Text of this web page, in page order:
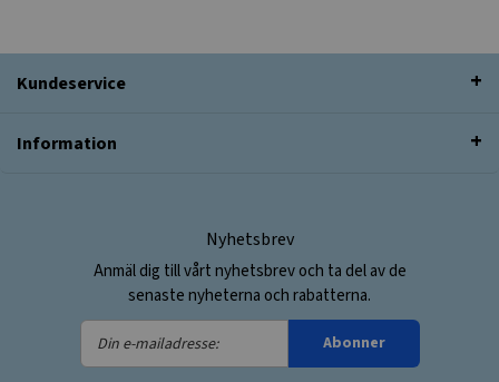
Kundeservice
Information
Nyhetsbrev
Anmäl dig till vårt nyhetsbrev och ta del av de
senaste nyheterna och rabatterna.
Din
e-
Abonner